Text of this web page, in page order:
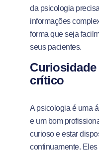
da psicologia
informações
forma que seja
seus pacientes.
crítico
A psicologia é uma
e um bom
curioso e estar
continuamente.